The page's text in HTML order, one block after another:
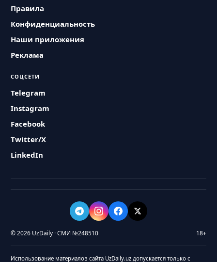
Правила
Конфиденциальность
Наши приложения
Реклама
СОЦСЕТИ
Telegram
Instagram
Facebook
Twitter/X
LinkedIn
© 2026 UzDaily · СМИ №248510 18+
Использование материалов сайта UzDaily.uz допускается только с